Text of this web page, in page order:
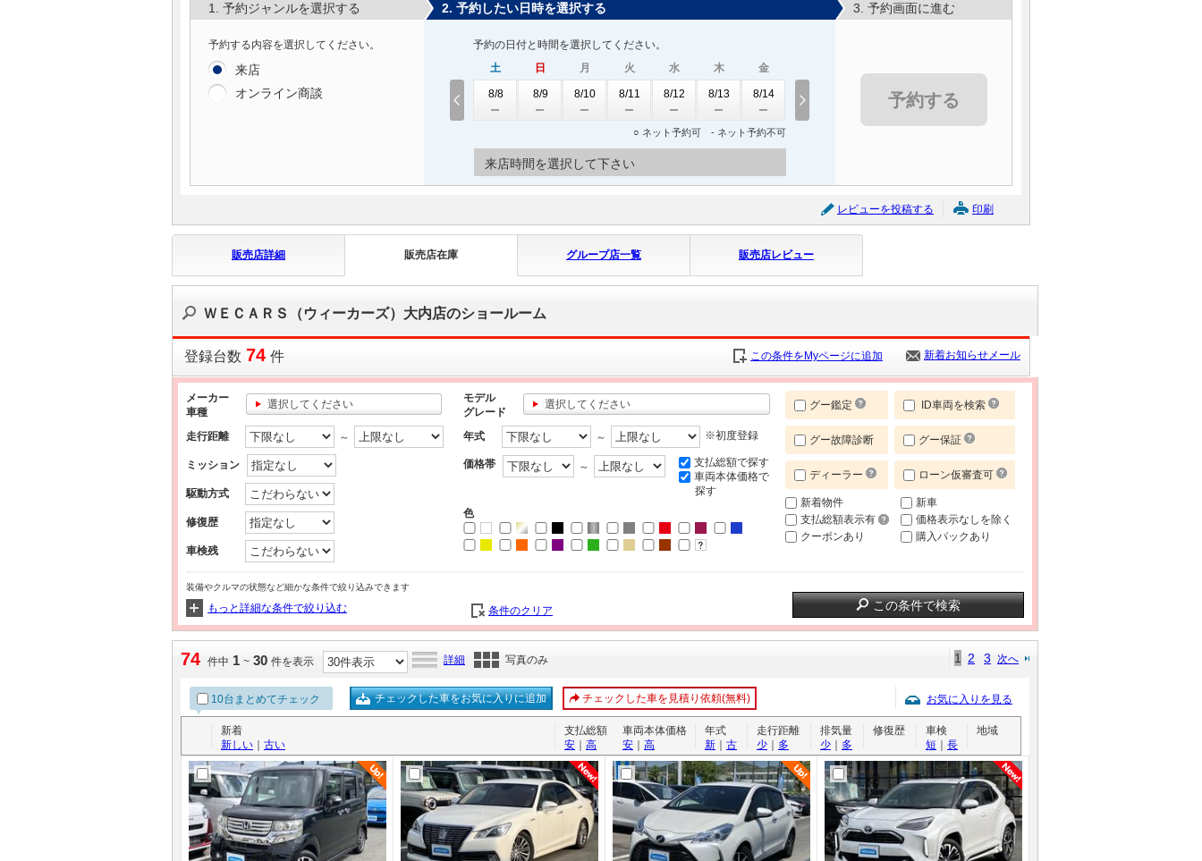
1. 予約ジャンルを選択する
予約する内容を選択してください。
来店
オンライン商談
2. 予約したい日時を選択する
予約の日付と時間を選択してください。
土
8/8
日
8/9
月
8/10
火
8/11
水
8/12
木
8/13
金
8/14
○ ネット予約可 - ネット予約不可
来店時間を選択して下さい
3. 予約画面に進む
予約する
レビューを投稿する 印刷
販売店詳細 販売店在庫 グループ店一覧 販売店レビュー
ＷＥＣＡＲＳ（ウィーカーズ）大内店のショールーム
登録台数 74 件 この条件をMyページに追加 新着お知らせメール
メーカー
車種
選択してください
モデル
グレード
選択してください
走行距離 ～
ミッション
駆動方式
修復歴
車検残
年式 ～ ※初度登録
価格帯 ～
支払総額で探す
車両本体価格で
探す
色
グー鑑定 ID車両を検索
グー故障診断 グー保証
ディーラー ローン仮審査可
新着物件
支払総額表示有
クーポンあり
新車
価格表示なしを除く
購入パックあり
装備やクルマの状態など細かな条件で絞り込みできます
もっと詳細な条件で絞り込む 条件のクリア この条件で検索
74 件中 1 ~ 30 件を表示 詳細 写真のみ 1 2 3 次へ
10台まとめてチェック チェックした車をお気に入りに追加 チェックした車を見積り依頼(無料) お気に入りを見る
新着
新しい
古い
支払総額
安
高
車両本体価格
安
高
年式
新
古
走行距離
少
多
排気量
少
多
修復歴
車検
短
長
地域